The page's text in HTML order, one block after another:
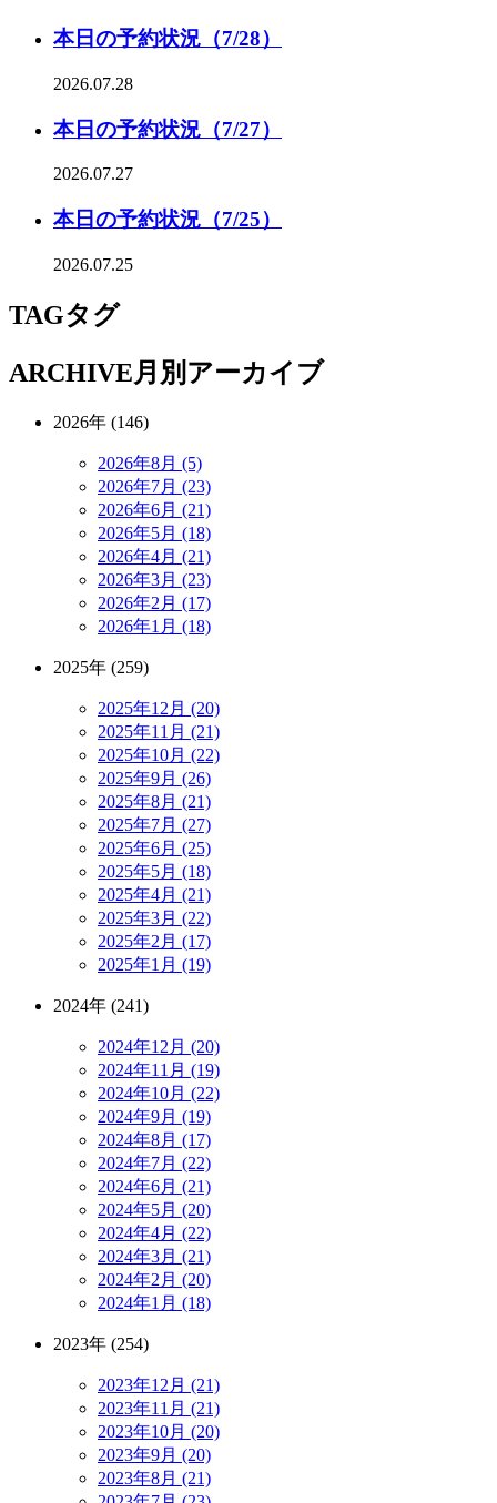
本日の予約状況（7/28）
2026.07.28
本日の予約状況（7/27）
2026.07.27
本日の予約状況（7/25）
2026.07.25
TAGタグ
ARCHIVE月別アーカイブ
2026年 (146)
2026年8月 (5)
2026年7月 (23)
2026年6月 (21)
2026年5月 (18)
2026年4月 (21)
2026年3月 (23)
2026年2月 (17)
2026年1月 (18)
2025年 (259)
2025年12月 (20)
2025年11月 (21)
2025年10月 (22)
2025年9月 (26)
2025年8月 (21)
2025年7月 (27)
2025年6月 (25)
2025年5月 (18)
2025年4月 (21)
2025年3月 (22)
2025年2月 (17)
2025年1月 (19)
2024年 (241)
2024年12月 (20)
2024年11月 (19)
2024年10月 (22)
2024年9月 (19)
2024年8月 (17)
2024年7月 (22)
2024年6月 (21)
2024年5月 (20)
2024年4月 (22)
2024年3月 (21)
2024年2月 (20)
2024年1月 (18)
2023年 (254)
2023年12月 (21)
2023年11月 (21)
2023年10月 (20)
2023年9月 (20)
2023年8月 (21)